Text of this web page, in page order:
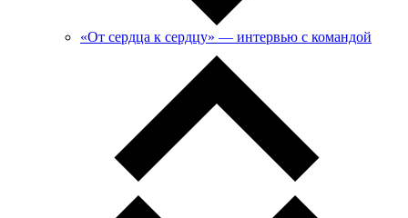
«От сердца к сердцу» — интервью с командой